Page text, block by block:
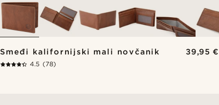
Smeđi kalifornijski mali novčanik 39,95 €
4.5 (78)